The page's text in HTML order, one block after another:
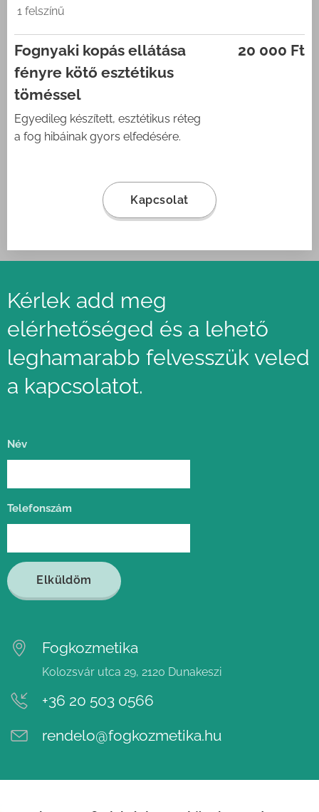
1 felszínű
Fognyaki kopás ellátása
fényre kötő esztétikus
töméssel
Egyedileg készített, esztétikus réteg
a fog hibáinak gyors elfedésére.
20 000 Ft
Kapcsolat
Kérlek add meg
elérhetőséged és a lehető
leghamarabb felvesszük veled
a kapcsolatot.
Név
Telefonszám
Elküldöm
Fogkozmetika
Kolozsvár utca 29, 2120 Dunakeszi
+36 20 503 0566
rendelo@fogkozmetika.hu